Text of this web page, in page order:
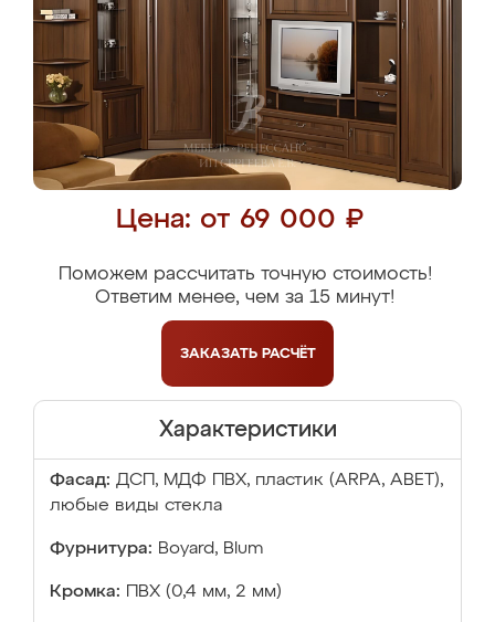
Цена: от 69 000 ₽
Поможем рассчитать точную стоимость!
Ответим менее, чем за 15 минут!
ЗАКАЗАТЬ РАСЧЁТ
Характеристики
Фасад: ДСП, МДФ ПВХ, пластик (ARPA, ABET),
любые виды стекла
Фурнитура: Boyard, Blum
Кромка: ПВХ (0,4 мм, 2 мм)